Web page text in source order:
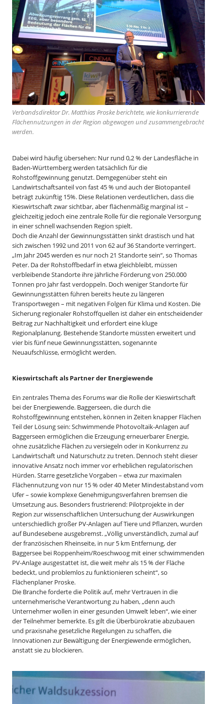
Verbandsdirektor Dr. Matthias Proske berichtete, wie konkurrierende
Flächennutzungen in der Region abgewogen und zusammengebracht
werden.
Dabei wird häufig übersehen: Nur rund 0,2 % der Landesfläche in
Baden-Württemberg werden tatsächlich für die
Rohstoffgewinnung genutzt. Demgegenüber steht ein
Landwirtschaftsanteil von fast 45 % und auch der Biotopanteil
beträgt zukünftig 15%. Diese Relationen verdeutlichen, dass die
Kieswirtschaft zwar sichtbar, aber flächenmäßig marginal ist –
gleichzeitig jedoch eine zentrale Rolle für die regionale Versorgung
in einer schnell wachsenden Region spielt.
Doch die Anzahl der Gewinnungsstätten sinkt drastisch und hat
sich zwischen 1992 und 2011 von 62 auf 36 Standorte verringert.
„Im Jahr 2045 werden es nur noch 21 Standorte sein“, so Thomas
Peter. Da der Rohstoffbedarf in etwa gleichbleibt, müssen
verbleibende Standorte ihre jährliche Förderung von 250.000
Tonnen pro Jahr fast verdoppeln. Doch weniger Standorte für
Gewinnungsstätten führen bereits heute zu längeren
Transportwegen – mit negativen Folgen für Klima und Kosten. Die
Sicherung regionaler Rohstoffquellen ist daher ein entscheidender
Beitrag zur Nachhaltigkeit und erfordert eine kluge
Regionalplanung. Bestehende Standorte müssten erweitert und
vier bis fünf neue Gewinnungsstätten, sogenannte
Neuaufschlüsse, ermöglicht werden.
Kieswirtschaft als Partner der Energiewende
Ein zentrales Thema des Forums war die Rolle der Kieswirtschaft
bei der Energiewende. Baggerseen, die durch die
Rohstoffgewinnung entstehen, können in Zeiten knapper Flächen
Teil der Lösung sein: Schwimmende Photovoltaik-Anlagen auf
Baggerseen ermöglichen die Erzeugung erneuerbarer Energie,
ohne zusätzliche Flächen zu versiegeln oder in Konkurrenz zu
Landwirtschaft und Naturschutz zu treten. Dennoch steht dieser
innovative Ansatz noch immer vor erheblichen regulatorischen
Hürden. Starre gesetzliche Vorgaben – etwa zur maximalen
Flächennutzung von nur 15 % oder 40 Meter Mindestabstand vom
Ufer – sowie komplexe Genehmigungsverfahren bremsen die
Umsetzung aus. Besonders frustrierend: Pilotprojekte in der
Region zur wissenschaftlichen Untersuchung der Auswirkungen
unterschiedlich großer PV-Anlagen auf Tiere und Pflanzen, wurden
auf Bundesebene ausgebremst. „Völlig unverständlich, zumal auf
der französischen Rheinseite, in nur 5 km Entfernung, der
Baggersee bei Roppenheim/Roeschwoog mit einer schwimmenden
PV-Anlage ausgestattet ist, die weit mehr als 15 % der Fläche
bedeckt, und problemlos zu funktionieren scheint“, so
Flächenplaner Proske.
Die Branche forderte die Politik auf, mehr Vertrauen in die
unternehmerische Verantwortung zu haben, „denn auch
Unternehmer wollen in einer gesunden Umwelt leben“, wie einer
der Teilnehmer bemerkte. Es gilt die Überbürokratie abzubauen
und praxisnahe gesetzliche Regelungen zu schaffen, die
Innovationen zur Bewältigung der Energiewende ermöglichen,
anstatt sie zu blockieren.